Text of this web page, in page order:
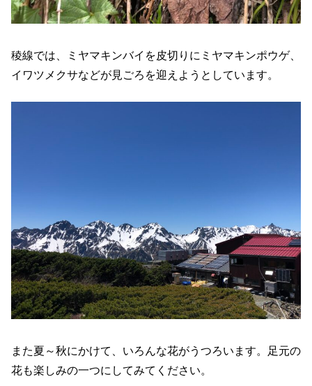
稜線では、ミヤマキンバイを皮切りにミヤマキンポウゲ、
イワツメクサなどが見ごろを迎えようとしています。
また夏～秋にかけて、いろんな花がうつろいます。足元の
花も楽しみの一つにしてみてください。